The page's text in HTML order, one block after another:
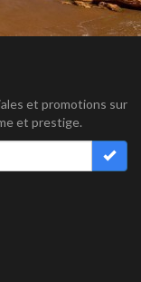
et promotions sur
et prestige.